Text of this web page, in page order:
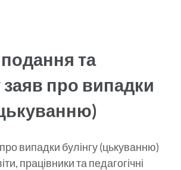
та
заяв про випадки
випадки булінгу (цькуванню)
працівники та педагогічні